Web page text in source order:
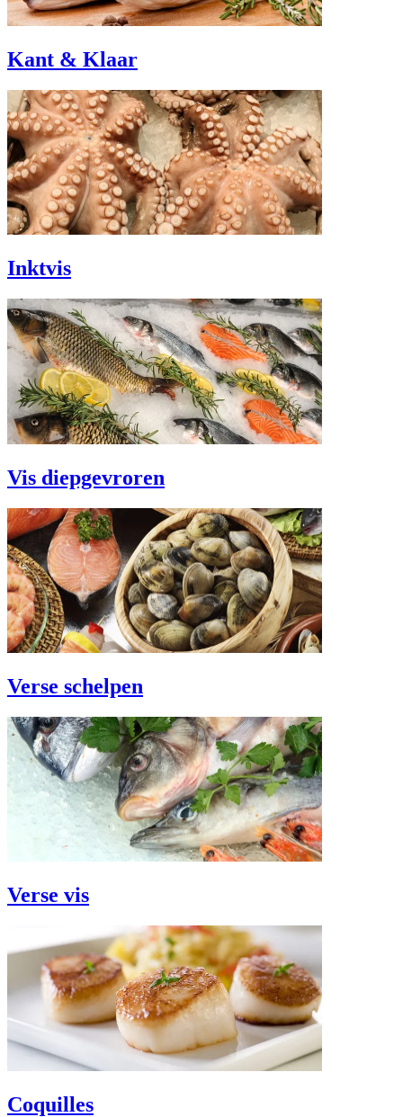
Kant & Klaar
Inktvis
Vis diepgevroren
Verse schelpen
Verse vis
Coquilles